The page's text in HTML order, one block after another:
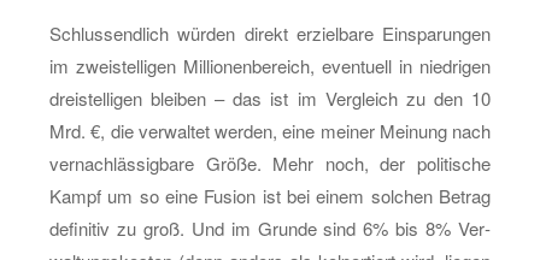
Schluss­end­lich wür­den di­rekt er­ziel­ba­re Ein­spa­run­gen
im zwei­stel­li­gen Mil­lio­nen­be­reich, even­tu­ell in nied­ri­gen
drei­stel­li­gen blei­ben – das ist im Ver­gleich zu den 10
Mrd. €, die ver­wal­tet wer­den, eine mei­ner Mei­nung nach
ver­nach­läs­sig­ba­re Größe. Mehr noch, der po­li­ti­sche
Kampf um so eine Fu­si­on ist bei einem sol­chen Be­trag
de­fi­ni­tiv zu groß. Und im Grun­de sind 6% bis 8% Ver­